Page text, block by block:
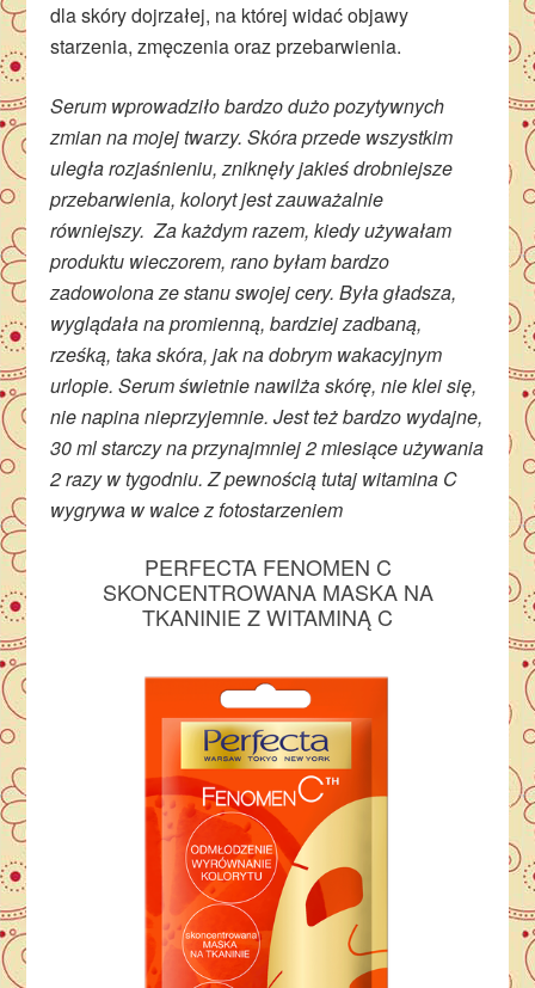
dla skóry dojrzałej, na której widać objawy
starzenia, zmęczenia oraz przebarwienia.
Serum wprowadziło bardzo dużo pozytywnych
zmian na mojej twarzy. Skóra przede wszystkim
uległa rozjaśnieniu, zniknęły jakieś drobniejsze
przebarwienia, koloryt jest zauważalnie
równiejszy. Za każdym razem, kiedy używałam
produktu wieczorem, rano byłam bardzo
zadowolona ze stanu swojej cery. Była gładsza,
wyglądała na promienną, bardziej zadbaną,
rześką, taka skóra, jak na dobrym wakacyjnym
urlopie. Serum świetnie nawilża skórę, nie klei się,
nie napina nieprzyjemnie. Jest też bardzo wydajne,
30 ml starczy na przynajmniej 2 miesiące używania
2 razy w tygodniu. Z pewnością tutaj witamina C
wygrywa w walce z fotostarzeniem
PERFECTA FENOMEN C
SKONCENTROWANA MASKA NA
TKANINIE Z WITAMINĄ C